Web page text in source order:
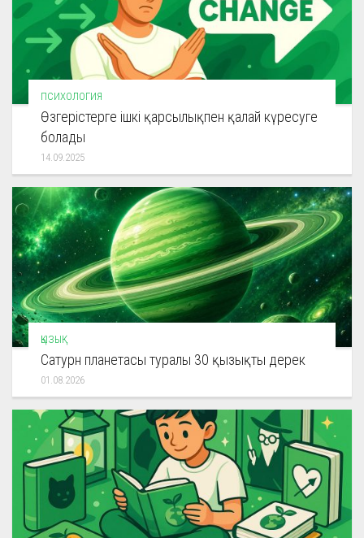
ПСИХОЛОГИЯ
Өзгерістерге ішкі қарсылықпен қалай күресуге
болады
14.09.2025
ҚЫЗЫҚ
Сатурн планетасы туралы 30 қызықты дерек
01.08.2026